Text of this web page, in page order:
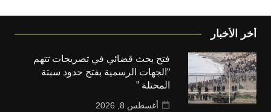
أخر الأخبار
فتح بحث قضائي في تصريحات تتهم
“الجهات الرسمية بفتح حدود سبتة
المحتلة ”
أغسطس 8, 2026